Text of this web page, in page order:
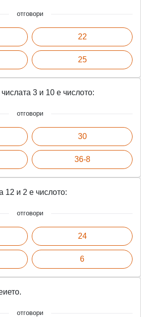
отговори
22
25
3 и 10 е числото:
отговори
30
36-8
12 и 2 е числото:
отговори
24
6
отговори